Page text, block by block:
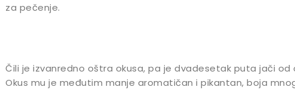
za pečenje.
Čili je izvanredno oštra okusa, pa je dvadesetak puta jači od
Okus mu je međutim manje aromatičan i pikantan, boja